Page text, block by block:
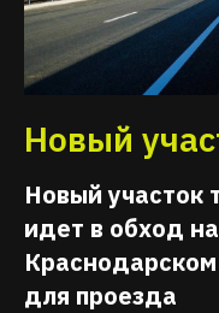
Новый
Новый участок
идет в обход
для проезда